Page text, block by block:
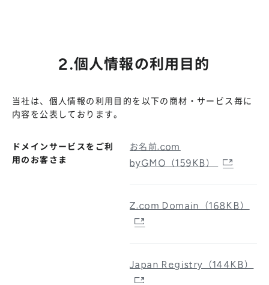
2.個人情報の利用目的
当社は、個人情報の利用目的を以下の商材・サービス毎に
内容を公表しております。
ドメインサービスをご利
用のお客さま
お名前.com
byGMO（159KB）
Z.com Domain（168KB）
Japan Registry（144KB）